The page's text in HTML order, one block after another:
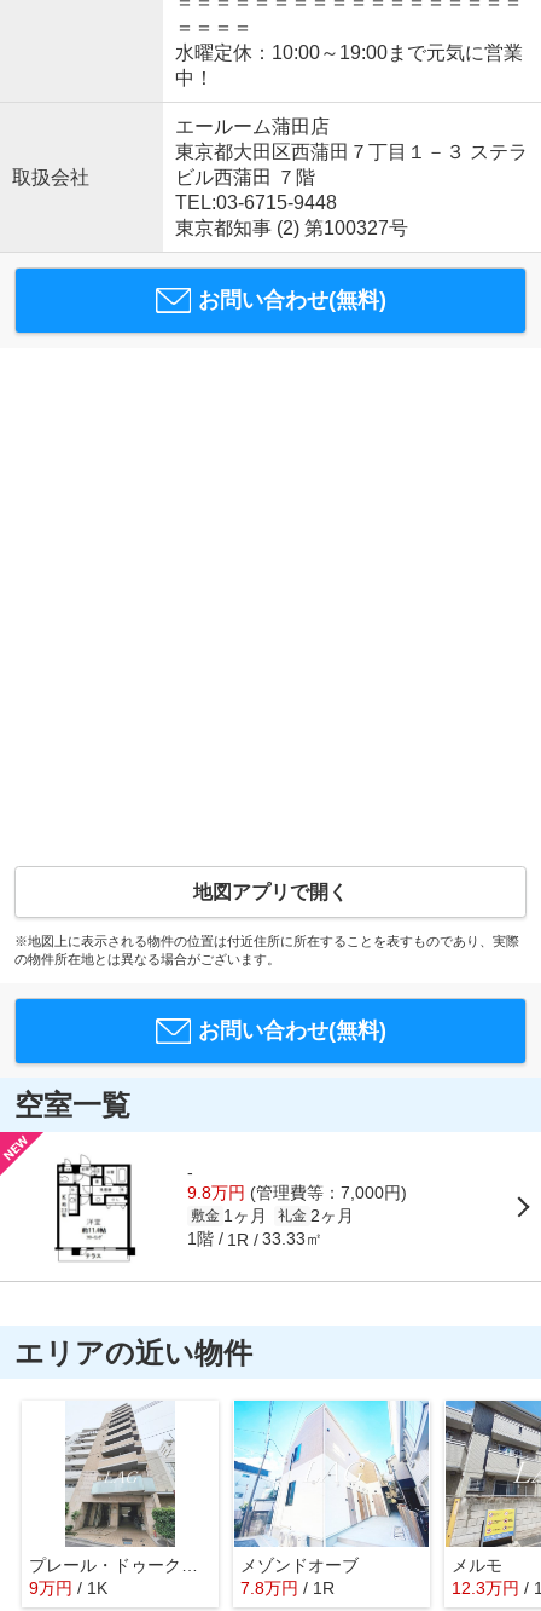
＝＝＝＝
水曜定休：10:00～19:00まで元気に営業
中！
取扱会社
エールーム蒲田店
東京都大田区西蒲田７丁目１－３ ステラ
ビル西蒲田 ７階
TEL:03-6715-9448
東京都知事 (2) 第100327号
お問い合わせ(無料)
地図アプリで開く
※地図上に表示される物件の位置は付近住所に所在することを表すものであり、実際
の物件所在地とは異なる場合がございます。
お問い合わせ(無料)
空室一覧
-
9.8万円 (管理費等：7,000円)
敷金 1ヶ月 礼金 2ヶ月
1階 1R 33.33㎡
エリアの近い物件
9万円 / 1K
メゾンドオーブ
7.8万円 / 1R
メルモ
12.3万円 /